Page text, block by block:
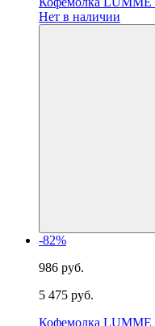
Нет в наличии
-82%
986 руб.
5 475 руб.
Кофемолка LUMME